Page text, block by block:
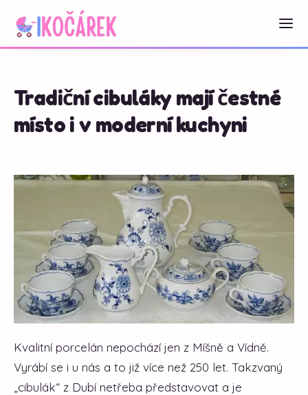
Tradiční cibuláky mají čestné
místo i v moderní kuchyni
Kvalitní porcelán nepochází jen z Míšně a Vídně.
Vyrábí se i u nás a to již více než 250 let. Takzvaný
„cibulák“ z Dubí netřeba představovat a je